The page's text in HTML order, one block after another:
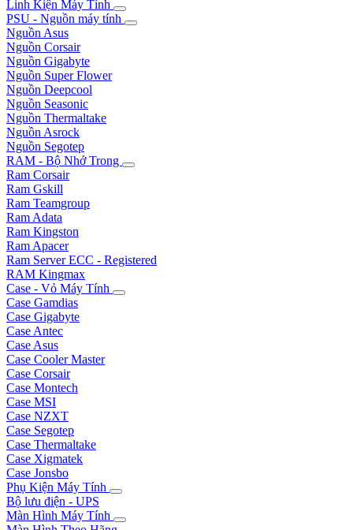
Linh Kiện Máy Tính
PSU - Nguồn máy tính
Nguồn Asus
Nguồn Corsair
Nguồn Gigabyte
Nguồn Super Flower
Nguồn Deepcool
Nguồn Seasonic
Nguồn Thermaltake
Nguồn Asrock
Nguồn Segotep
RAM - Bộ Nhớ Trong
Ram Corsair
Ram Gskill
Ram Teamgroup
Ram Adata
Ram Kingston
Ram Apacer
Ram Server ECC - Registered
RAM Kingmax
Case - Vỏ Máy Tính
Case Gamdias
Case Gigabyte
Case Antec
Case Asus
Case Cooler Master
Case Corsair
Case Montech
Case MSI
Case NZXT
Case Segotep
Case Thermaltake
Case Xigmatek
Case Jonsbo
Phụ Kiện Máy Tính
Bộ lưu điện - UPS
Màn Hình Máy Tính